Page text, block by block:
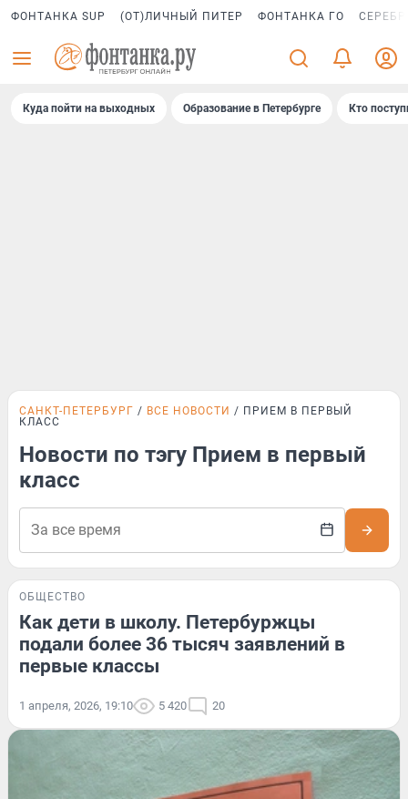
ФОНТАНКА SUP (ОТ)ЛИЧНЫЙ ПИТЕР ФОНТАНКА ГО
Куда пойти на выходных Образование в Петербурге Кто
САНКТ-ПЕТЕРБУРГ ВСЕ НОВОСТИ
ПРИЕМ В ПЕРВЫЙ
КЛАСС
Новости по тэгу Прием в первый
класс
ОБЩЕСТВО
Как дети в школу. Петербуржцы
подали более 36 тысяч заявлений в
первые классы
1 апреля, 2026, 19:10 5 420 20